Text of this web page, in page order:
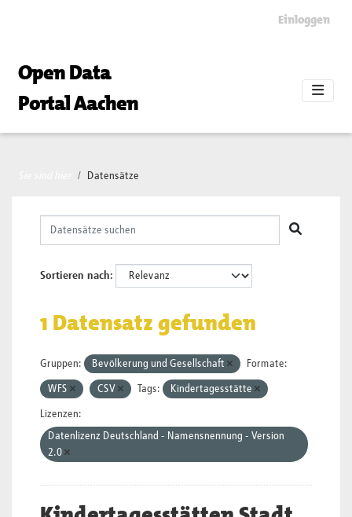
Einloggen
Open Data
Portal Aachen
Datensätze
Sortieren nach
1 Datensatz gefunden
Gruppen: Bevölkerung und Gesellschaft Formate:
WFS CSV Tags: Kindertagesstätte
Lizenzen:
Datenlizenz Deutschland - Namensnennung - Version
2.0